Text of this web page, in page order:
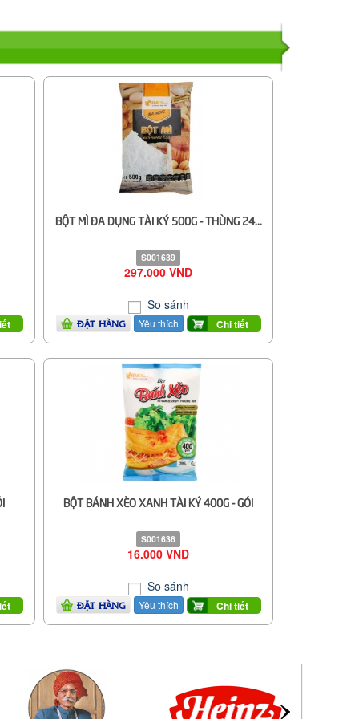
BỘT MÌ ĐA DỤNG TÀI KÝ 500G - THÙNG 24...
S001639
297.000 VND
So sánh
ĐẶT HÀNG Yêu thích Chi tiết
BỘT BÁNH XÈO XANH TÀI KÝ 400G - GÓI
S001636
16.000 VND
So sánh
ĐẶT HÀNG Yêu thích Chi tiết